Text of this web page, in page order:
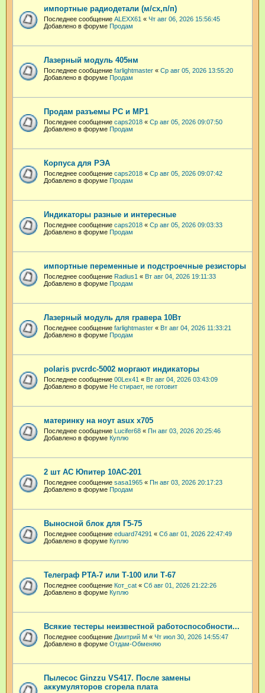
импортные радиодетали (м/сх,п/п)
Последнее сообщение ALEXX61 « Чт авг 06, 2026 15:56:45
Добавлено в форуме Продам
Лазерный модуль 405нм
Последнее сообщение farlightmaster « Ср авг 05, 2026 13:55:20
Добавлено в форуме Продам
Продам разъемы РС и МР1
Последнее сообщение caps2018 « Ср авг 05, 2026 09:07:50
Добавлено в форуме Продам
Корпуса для РЭА
Последнее сообщение caps2018 « Ср авг 05, 2026 09:07:42
Добавлено в форуме Продам
Индикаторы разные и интересные
Последнее сообщение caps2018 « Ср авг 05, 2026 09:03:33
Добавлено в форуме Продам
импортные переменные и подстроечные резисторы
Последнее сообщение Radius1 « Вт авг 04, 2026 19:11:33
Добавлено в форуме Продам
Лазерный модуль для гравера 10Вт
Последнее сообщение farlightmaster « Вт авг 04, 2026 11:33:21
Добавлено в форуме Продам
polaris pvcrdc-5002 моргают индикаторы
Последнее сообщение 00Lex41 « Вт авг 04, 2026 03:43:09
Добавлено в форуме Не стирает, не готовит
материнку на ноут asux x705
Последнее сообщение Lucifer68 « Пн авг 03, 2026 20:25:46
Добавлено в форуме Куплю
2 шт АС Юпитер 10АС-201
Последнее сообщение sasa1965 « Пн авг 03, 2026 20:17:23
Добавлено в форуме Продам
Выносной блок для Г5-75
Последнее сообщение eduard74291 « Сб авг 01, 2026 22:47:49
Добавлено в форуме Куплю
Телеграф РТА-7 или Т-100 или Т-67
Последнее сообщение Кот_cat « Сб авг 01, 2026 21:22:26
Добавлено в форуме Куплю
Всякие тестеры неизвестной работоспособности...
Последнее сообщение Дмитрий М « Чт июл 30, 2026 14:55:47
Добавлено в форуме Отдам-Обменяю
Пылесос Ginzzu VS417. После замены
аккумуляторов сгорела плата